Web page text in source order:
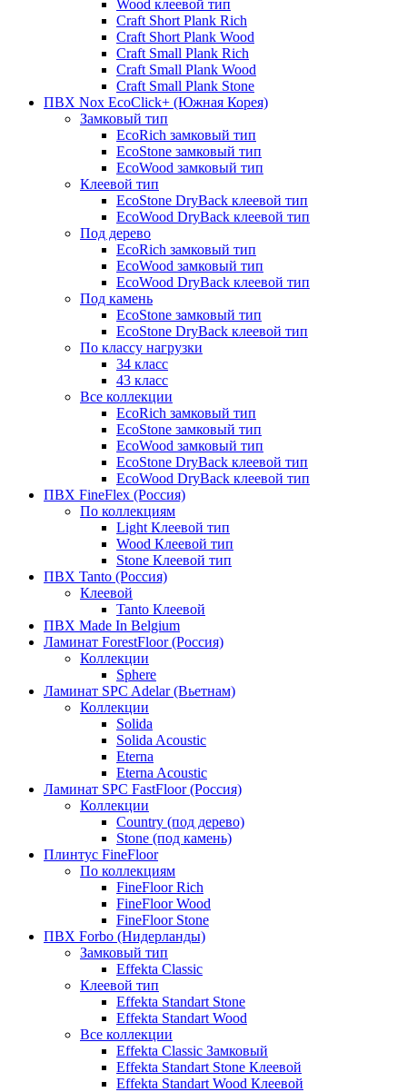
Wood клеевой тип
Craft Short Plank Rich
Craft Short Plank Wood
Craft Small Plank Rich
Craft Small Plank Wood
Craft Small Plank Stone
ПВХ Nox EcoClick+ (Южная Корея)
Замковый тип
EcoRich замковый тип
EcoStone замковый тип
EcoWood замковый тип
Клеевой тип
EcoStone DryBack клеевой тип
EcoWood DryBack клеевой тип
Под дерево
EcoRich замковый тип
EcoWood замковый тип
EcoWood DryBack клеевой тип
Под камень
EcoStone замковый тип
EcoStone DryBack клеевой тип
По классу нагрузки
34 класс
43 класс
Все коллекции
EcoRich замковый тип
EcoStone замковый тип
EcoWood замковый тип
EcoStone DryBack клеевой тип
EcoWood DryBack клеевой тип
ПВХ FineFlex (Россия)
По коллекциям
Light Клеевой тип
Wood Клеевой тип
Stone Клеевой тип
ПВХ Tanto (Россия)
Клеевой
Tanto Клеевой
ПВХ Made In Belgium
Ламинат ForestFloor (Россия)
Коллекции
Sphere
Ламинат SPC Adelar (Вьетнам)
Коллекции
Solida
Solida Acoustic
Eterna
Eterna Acoustic
Ламинат SPC FastFloor (Россия)
Коллекции
Country (под дерево)
Stone (под камень)
Плинтус FineFloor
По коллекциям
FineFloor Rich
FineFloor Wood
FineFloor Stone
ПВХ Forbo (Нидерланды)
Замковый тип
Effekta Classic
Клеевой тип
Effekta Standart Stone
Effekta Standart Wood
Все коллекции
Effekta Classic Замковый
Effekta Standart Stone Клеевой
Effekta Standart Wood Клеевой